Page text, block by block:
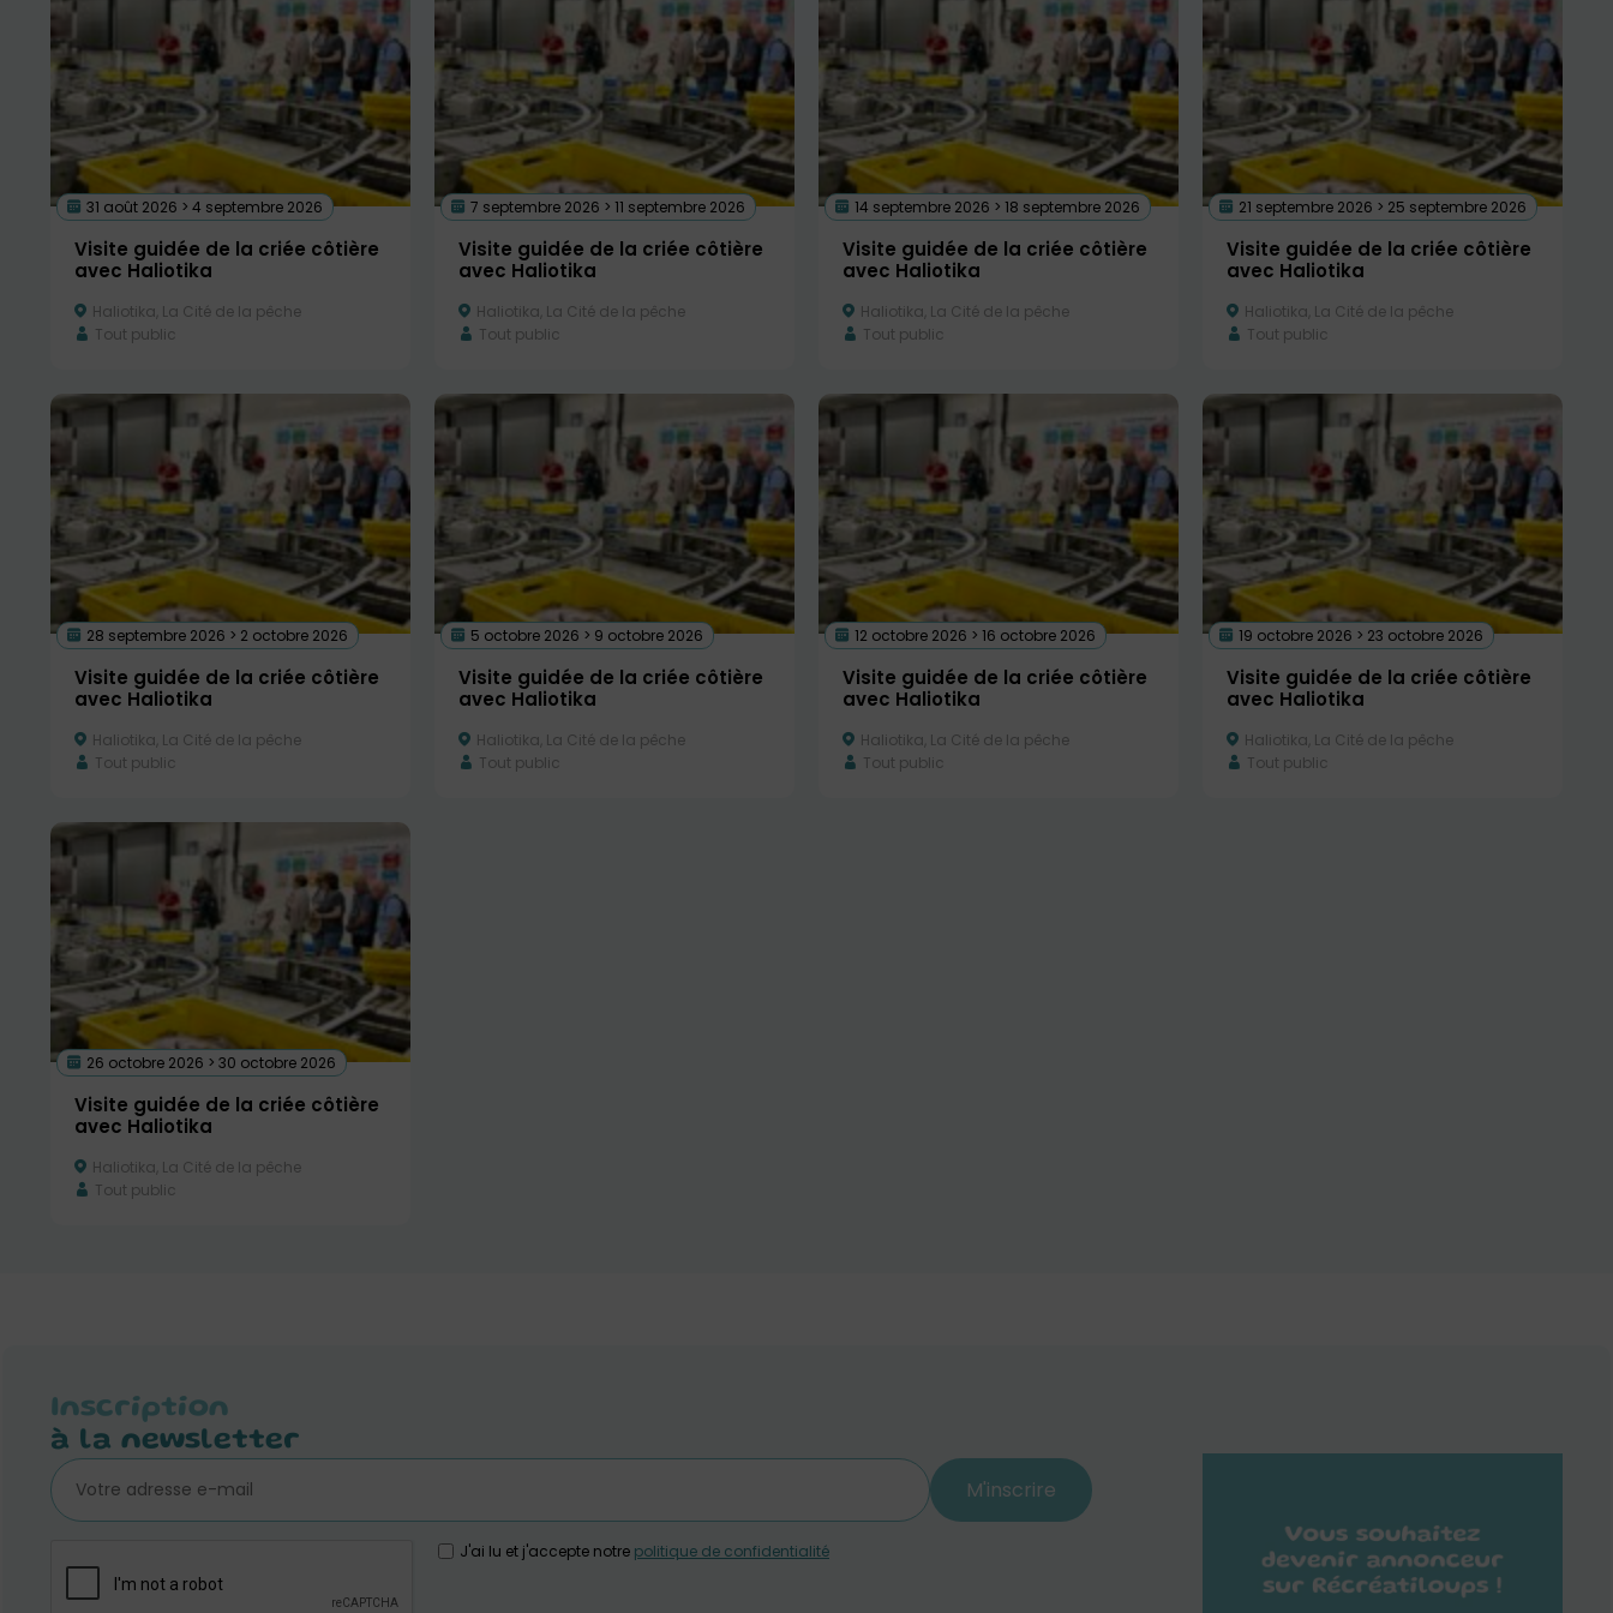
31 août 2026 > 4 septembre 2026
Visite guidée de la criée côtière
avec Haliotika
Haliotika, La Cité de la pêche
Tout public
7 septembre 2026 > 11 septembre 2026
Visite guidée de la criée côtière
avec Haliotika
Haliotika, La Cité de la pêche
Tout public
14 septembre 2026 > 18 septembre 2026
Visite guidée de la criée côtière
avec Haliotika
Haliotika, La Cité de la pêche
Tout public
21 septembre 2026 > 25 septembre 2026
Visite guidée de la criée côtière
avec Haliotika
Haliotika, La Cité de la pêche
Tout public
28 septembre 2026 > 2 octobre 2026
Visite guidée de la criée côtière
avec Haliotika
Haliotika, La Cité de la pêche
Tout public
5 octobre 2026 > 9 octobre 2026
Visite guidée de la criée côtière
avec Haliotika
Haliotika, La Cité de la pêche
Tout public
12 octobre 2026 > 16 octobre 2026
Visite guidée de la criée côtière
avec Haliotika
Haliotika, La Cité de la pêche
Tout public
19 octobre 2026 > 23 octobre 2026
Visite guidée de la criée côtière
avec Haliotika
Haliotika, La Cité de la pêche
Tout public
26 octobre 2026 > 30 octobre 2026
Visite guidée de la criée côtière
avec Haliotika
Haliotika, La Cité de la pêche
Tout public
Inscription
à la newsletter
M'inscrire
J'ai lu et j'accepte notre politique de confidentialité